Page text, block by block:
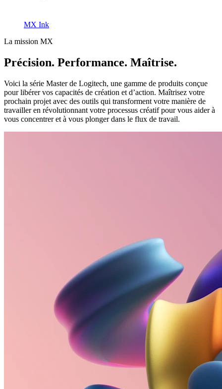
MX Ink
La mission MX
Précision. Performance. Maîtrise.
Voici la série Master de Logitech, une gamme de produits conçue
pour libérer vos capacités de création et d’action. Maîtrisez votre
prochain projet avec des outils qui transforment votre manière de
travailler en révolutionnant votre processus créatif pour vous aider à
vous concentrer et à vous plonger dans le flux de travail.